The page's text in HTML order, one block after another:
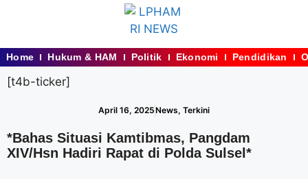
Home Hukum & HAM Politik Ekonomi Pendidikan
[t4b-ticker]
April 16, 2025News, Terkini
*Bahas Situasi Kamtibmas, Pangdam
XIV/Hsn Hadiri Rapat di Polda Sulsel*